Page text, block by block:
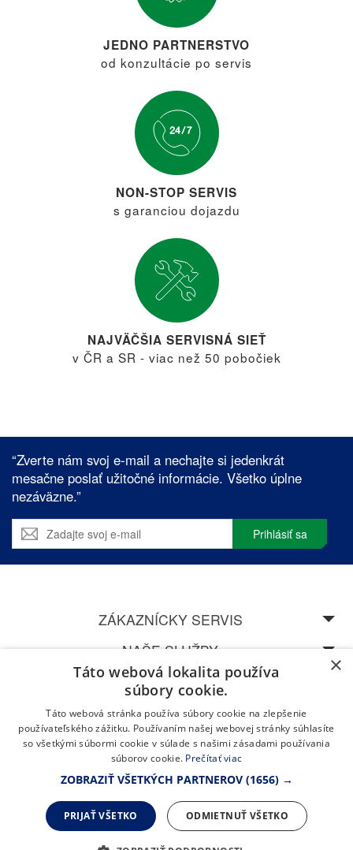
JEDNO PARTNERSTVO
od konzultácie po servis
NON-STOP SERVIS
s garanciou dojazdu
NAJVÄČŠIA SERVISNÁ SIEŤ
v ČR a SR - viac než 50 pobočiek
“Zverte nám svoj e-mail a nechajte si jedenkrát
mesačne poslať užitočné informácie. Všetko úplne
nezáväzne.”
Prihlásiť sa
ZÁKAZNÍCKY SERVIS
NAŠE SLUŽBY
SPEDOS
NAVŠTÍVTE NAŠU CENTRÁLU V ŽILINĚ
×
Táto webová lokalita používa
súbory cookie.
Táto webová stránka používa súbory cookie na zlepšenie
používateľského zážitku. Používaním našej webovej stránky súhlasíte
so všetkými súbormi cookie v súlade s našimi zásadami používania
súborov cookie. Prečítať viac
ZOBRAZIŤ VŠETKÝCH PARTNEROV (1656) →
PRIJAŤ VŠETKO ODMIETNUŤ VŠETKO